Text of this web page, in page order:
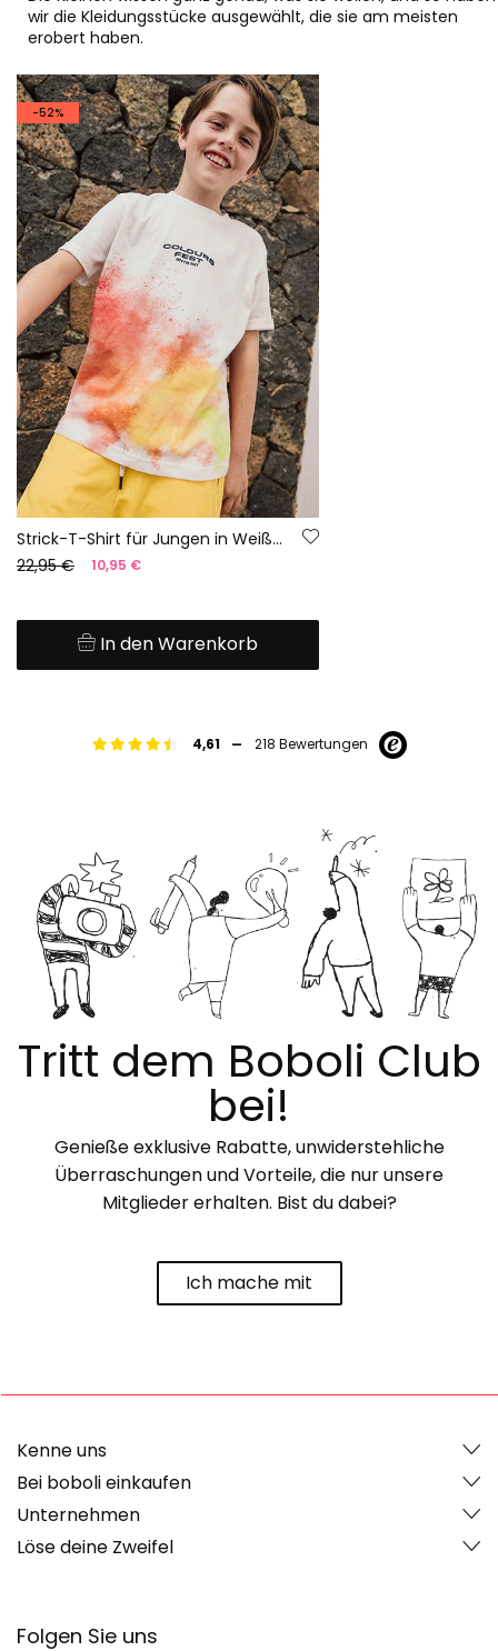
wir die Kleidungsstücke ausgewählt, die sie am meisten
erobert haben.
-52%
Strick-T-Shirt für Jungen in Weiß mit buntem Aufdruck
22,95 €
10,95 €
In den Warenkorb
4,61 - 218 Bewertungen
Tritt dem Boboli Club
bei!
Genieße exklusive Rabatte, unwiderstehliche
Überraschungen und Vorteile, die nur unsere
Mitglieder erhalten. Bist du dabei?
Ich mache mit
Folgen Sie uns
Kenne uns
Bei boboli einkaufen
Unternehmen
Löse deine Zweifel